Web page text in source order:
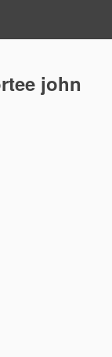
john